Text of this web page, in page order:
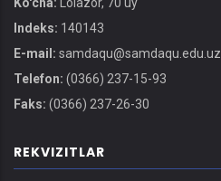
Indeks: 140143
E-mail: samdaqu@samdaqu.edu.uz
Telefon: (0366) 237-15-93
Faks: (0366) 237-26-30
REKVIZITLAR